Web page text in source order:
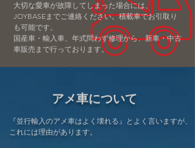
大切な愛車が故障してしまった場合には、
JOYBASEまでご連絡ください。積載車でお引取り
も可能です。
国産車・輸入車、年式問わず修理から、新車・中古
車販売まで行っております。
アメ車について
『並行輸入のアメ車はよく壊れる』とよく言いますが、
これには理由があります。